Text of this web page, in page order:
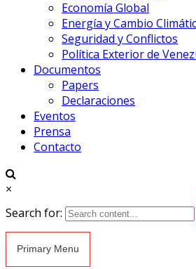
Economía Global
Energía y Cambio
Seguridad y Conflictos
Política Exterior de
Documentos
Papers
Declaraciones
Eventos
Prensa
Contacto
×
Search for:
Primary Menu